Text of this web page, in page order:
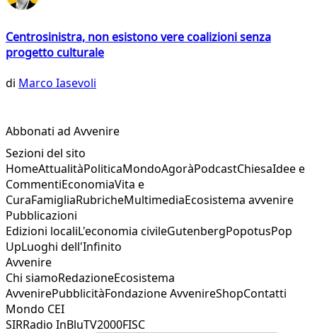
Centrosinistra, non esistono vere coalizioni senza
progetto culturale
di Marco Iasevoli
Abbonati ad Avvenire
Sezioni del sito
HomeAttualitàPoliticaMondoAgoràPodcastChiesaIdee e
CommentiEconomiaVita e
CuraFamigliaRubricheMultimediaEcosistema avvenire
Pubblicazioni
Edizioni localiL'economia civileGutenbergPopotusPop
UpLuoghi dell'Infinito
Avvenire
Chi siamoRedazioneEcosistema
AvvenirePubblicitàFondazione AvvenireShopContatti
Mondo CEI
SIRRadio InBluTV2000FISC